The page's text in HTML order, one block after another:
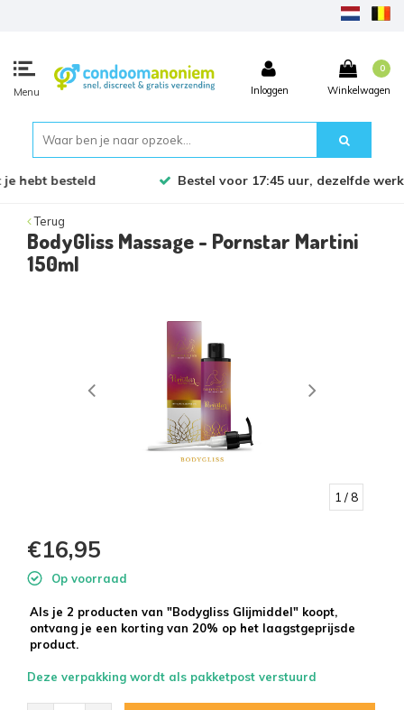
Menu Inloggen
0
Winkelwagen
Bestel voor 17:45 uur, dezelfde werkdag verzonden!
Terug
BodyGliss Massage - Pornstar Martini
150ml
1 / 8
€16,95
Op voorraad
Als je 2 producten van "Bodygliss Glijmiddel" koopt,
ontvang je een korting van 20% op het laagstgeprijsde
product.
Deze verpakking wordt als pakketpost verstuurd